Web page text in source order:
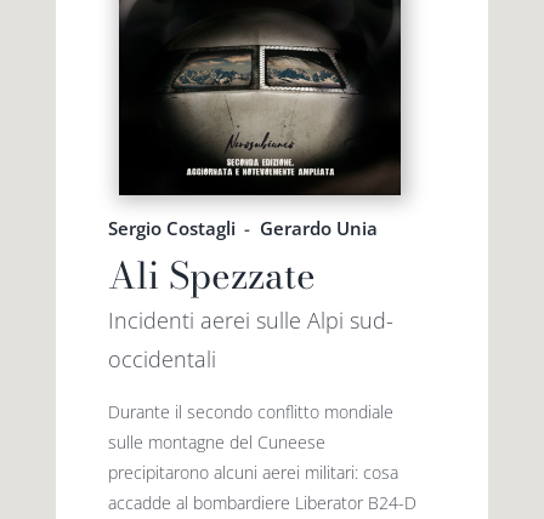
Sergio Costagli - Gerardo Unia
Ali Spezzate
Incidenti aerei sulle Alpi sud-
occidentali
Durante il secondo conflitto mondiale
sulle montagne del Cuneese
precipitarono alcuni aerei militari: cosa
accadde al bombardiere Liberator B24-D